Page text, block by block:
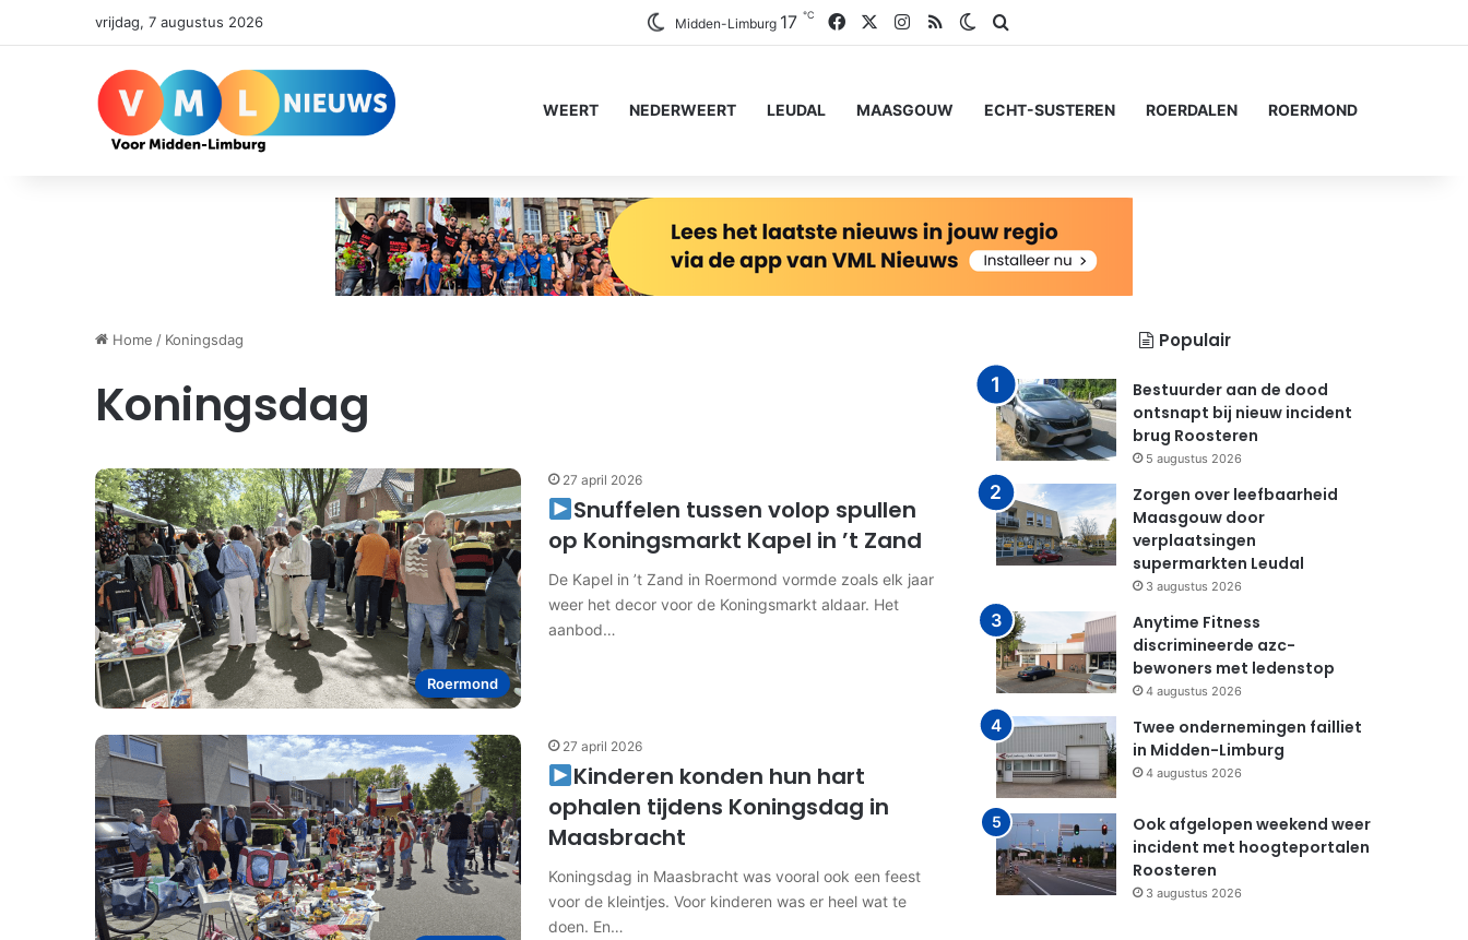
vrijdag, 7 augustus 2026 Midden-Limburg 17 ℃ FacebookInstagram
RSS Switch skin
WEERT NEDERWEERT LEUDAL MAASGOUW ECHT-SUSTEREN ROERDALEN ROERMOND
Home / Koningsdag
Koningsdag
Roermond
27 april 2026
Snuffelen tussen volop spullen
op Koningsmarkt Kapel in ’t Zand
De Kapel in ’t Zand in Roermond vormde zoals elk jaar
weer het decor voor de Koningsmarkt aldaar. Het
aanbod…
27 april 2026
Kinderen konden hun hart
ophalen tijdens Koningsdag in
Maasbracht
Koningsdag in Maasbracht was vooral ook een feest
voor de kleintjes. Voor kinderen was er heel wat te
doen. En…
Populair
Bestuurder aan de dood
ontsnapt bij nieuw incident
brug Roosteren
5 augustus 2026
Zorgen over leefbaarheid
Maasgouw door
verplaatsingen
supermarkten Leudal
3 augustus 2026
Anytime Fitness
discrimineerde azc-
bewoners met ledenstop
4 augustus 2026
Twee ondernemingen failliet
in Midden-Limburg
4 augustus 2026
Ook afgelopen weekend weer
incident met hoogteportalen
Roosteren
3 augustus 2026